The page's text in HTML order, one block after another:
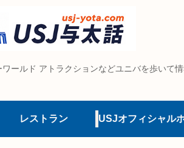
ールド アトラクションなどユニバを歩いて
レストラン